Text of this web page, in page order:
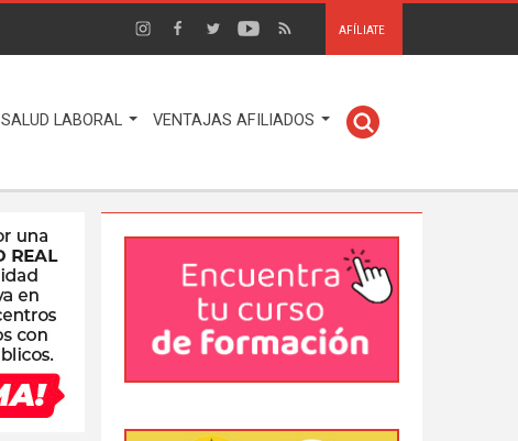
AFÍLIATE
SALUD LABORAL VENTAJAS AFILIADOS